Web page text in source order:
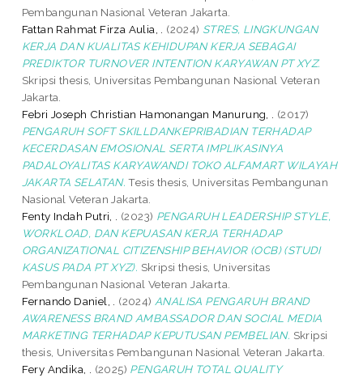
Pembangunan Nasional Veteran Jakarta.
Fattan Rahmat Firza Aulia, .
(2024) STRES, LINGKUNGAN
KERJA DAN KUALITAS KEHIDUPAN KERJA SEBAGAI
PREDIKTOR TURNOVER INTENTION KARYAWAN PT XYZ.
Skripsi thesis, Universitas Pembangunan Nasional Veteran
Jakarta.
Febri Joseph Christian Hamonangan Manurung, .
(2017)
PENGARUH SOFT SKILLDANKEPRIBADIAN TERHADAP
KECERDASAN EMOSIONAL SERTA IMPLIKASINYA
PADALOYALITAS KARYAWANDI TOKO ALFAMART WILAYAH
JAKARTA SELATAN. Tesis thesis, Universitas Pembangunan
Nasional Veteran Jakarta.
Fenty Indah Putri, .
(2023) PENGARUH LEADERSHIP STYLE,
WORKLOAD, DAN KEPUASAN KERJA TERHADAP
ORGANIZATIONAL CITIZENSHIP BEHAVIOR (OCB) (STUDI
KASUS PADA PT XYZ). Skripsi thesis, Universitas
Pembangunan Nasional Veteran Jakarta.
Fernando Daniel, .
(2024) ANALISA PENGARUH BRAND
AWARENESS BRAND AMBASSADOR DAN SOCIAL MEDIA
MARKETING TERHADAP KEPUTUSAN PEMBELIAN. Skripsi
thesis, Universitas Pembangunan Nasional Veteran Jakarta.
Fery Andika, .
(2025) PENGARUH TOTAL QUALITY